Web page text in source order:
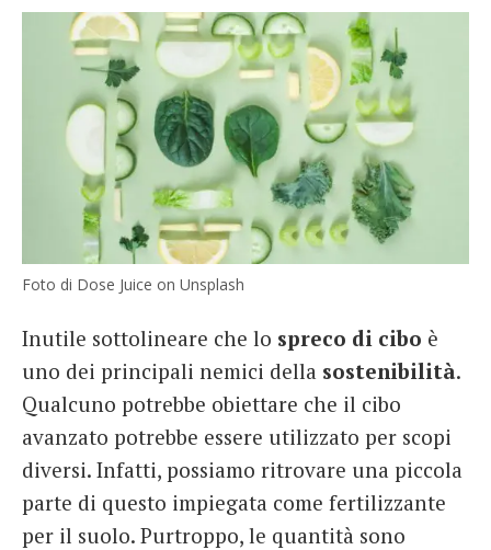
Foto di Dose Juice on Unsplash
Inutile sottolineare che lo spreco di cibo è
uno dei principali nemici della sostenibilità.
Qualcuno potrebbe obiettare che il cibo
avanzato potrebbe essere utilizzato per scopi
diversi. Infatti, possiamo ritrovare una piccola
parte di questo impiegata come fertilizzante
per il suolo. Purtroppo, le quantità sono